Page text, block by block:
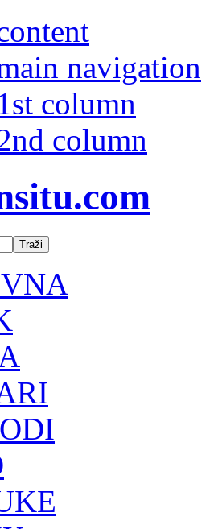
navigation
column
column